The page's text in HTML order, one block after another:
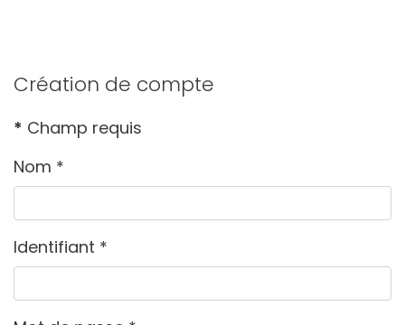
Création de compte
* Champ requis
Nom *
Identifiant *